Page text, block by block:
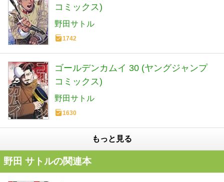
コミックス)
野田サトル
1742
ゴールデンカムイ 30 (ヤングジャンプ
コミックス)
野田サトル
1630
もっと見る
野田 サトルの関連本